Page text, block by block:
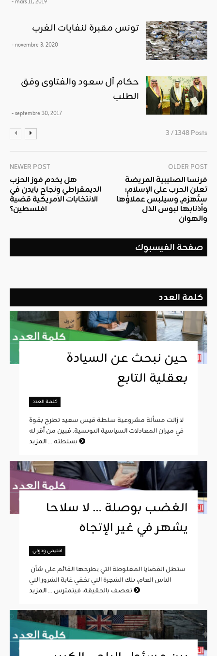
- mars 11, 2019
تونس مقبرة لنفايات الغرب
- novembre 3, 2020
حكام آل سعود والفتاوى وفق
الطلب
- septembre 30, 2017
3 / 1348 Posts
NEWER POST
هل يخدم فوز الحزب
الديمقراطي ونجاح بايدن في
الانتخابات الأمريكية قضية
فلسطين؟!
OLDER POST
فرنسا الصليبية المريضة
تعلن الحرب على الإسلام:
ستُهزم, وسيلبس عملاؤها
وأذنابها لبوس الذل
والهوان
صفحة الفيسبوك
كلمة العدد
حين نبحث عن السيادة
بعقلية التابع
كلمة العدد
لا زالت مسألة مشروعية سلطة قيس سعيد تطرح بقوة
في ميزان المعادلات السياسية التونسية. فبين من أقر له
بسلطته ...
الغضب بوصلة … لا سلاحا
يشهر في غير الإتجاه
اقليمي ودولي
الناس العام، تلك الشجرة التي تخفي غابة الشرور التي
تعصف بالحقيقة، فيتمترس ...